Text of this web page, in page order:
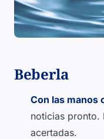
Beberla
Con las manos
noticias pronto.
acertadas.